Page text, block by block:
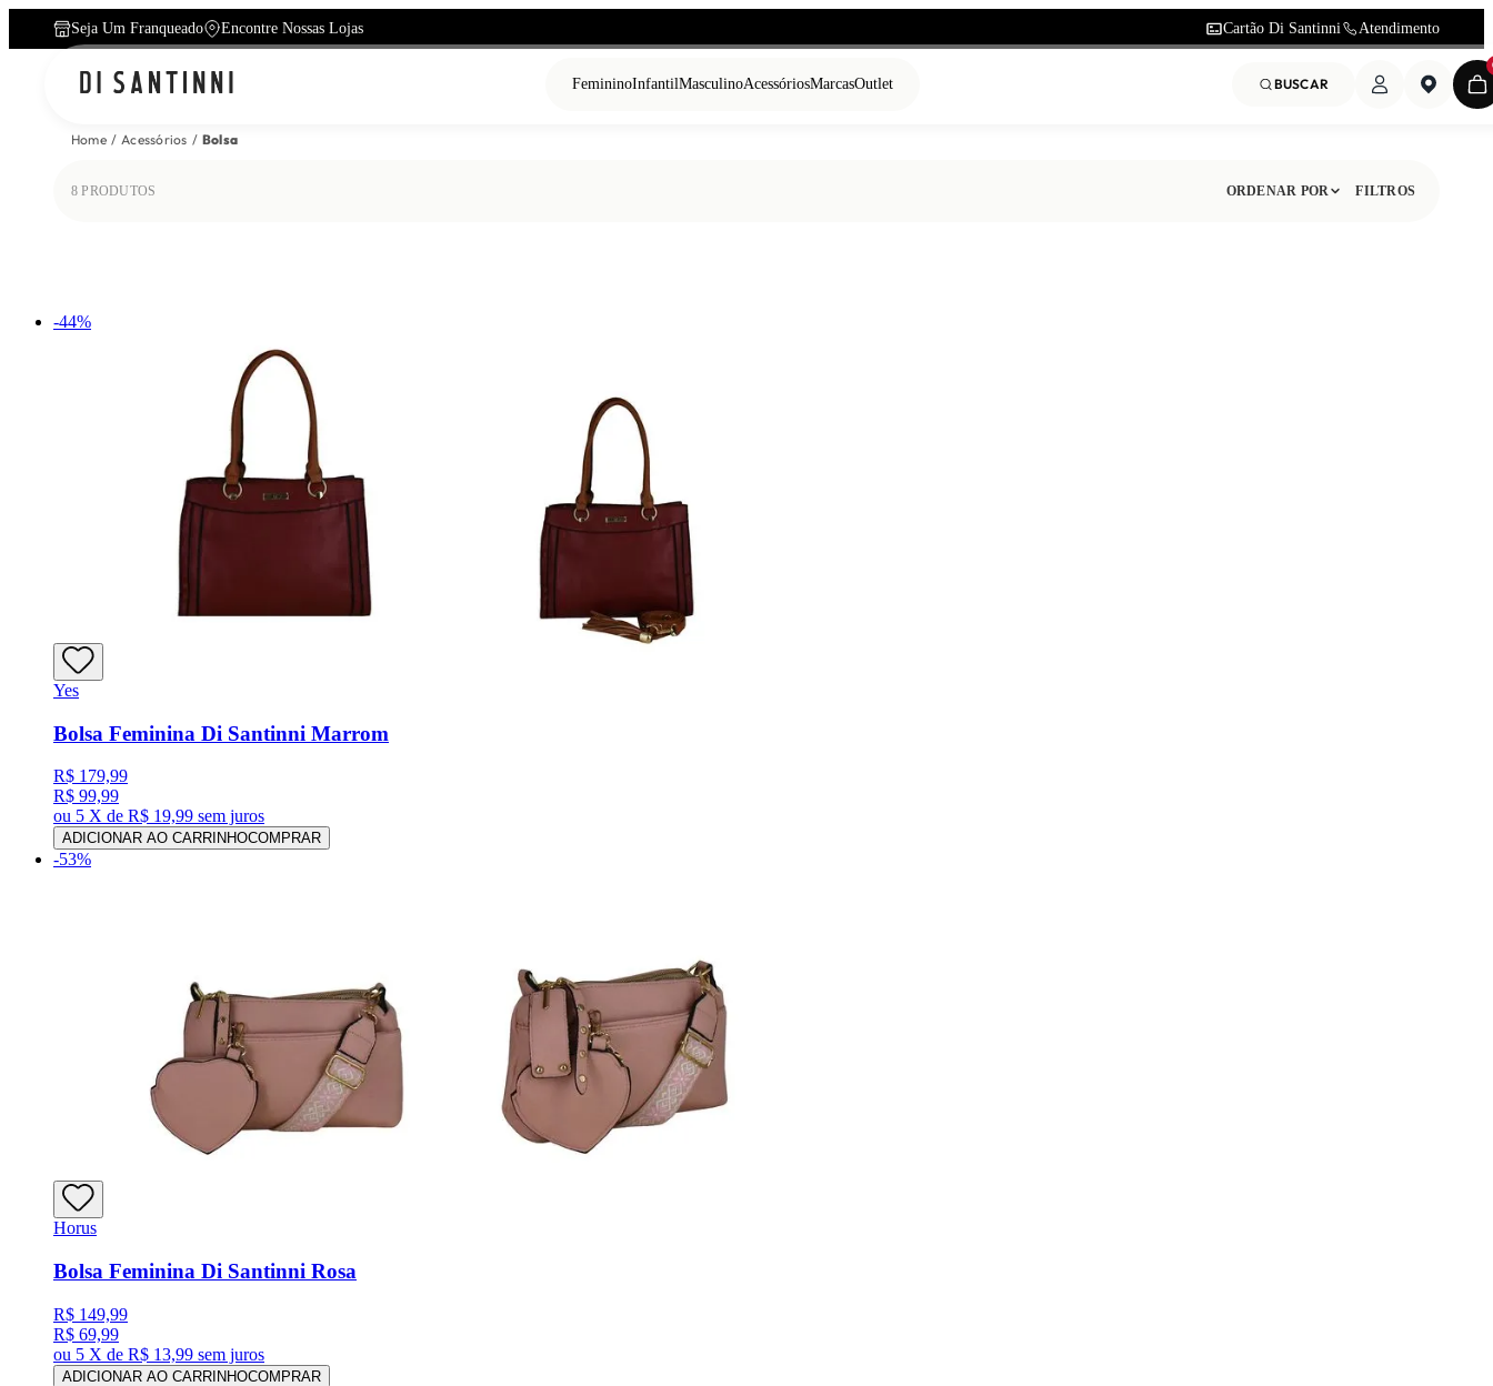
Seja Um Franqueado Encontre Nossas Lojas Cartão Di Santinni Atendimento
FemininoInfantilMasculinoAcessóriosMarcasOutlet BUSCAR
Home Acessórios Bolsa
8 PRODUTOS ORDENAR POR FILTROS
-44%
Yes
Bolsa Feminina Di Santinni Marrom
R$ 179,99
R$ 99,99
ou 5 X de R$ 19,99 sem juros
ADICIONAR AO CARRINHOCOMPRAR
-53%
Horus
Bolsa Feminina Di Santinni Rosa
R$ 149,99
R$ 69,99
ou 5 X de R$ 13,99 sem juros
ADICIONAR AO CARRINHOCOMPRAR